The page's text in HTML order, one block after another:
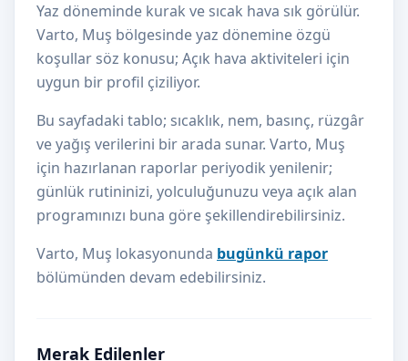
Yaz döneminde kurak ve sıcak hava sık görülür.
Varto, Muş bölgesinde yaz dönemine özgü
koşullar söz konusu; Açık hava aktiviteleri için
uygun bir profil çiziliyor.
Bu sayfadaki tablo; sıcaklık, nem, basınç, rüzgâr
ve yağış verilerini bir arada sunar. Varto, Muş
için hazırlanan raporlar periyodik yenilenir;
günlük rutininizi, yolculuğunuzu veya açık alan
programınızı buna göre şekillendirebilirsiniz.
Varto, Muş lokasyonunda bugünkü rapor
bölümünden devam edebilirsiniz.
Merak Edilenler